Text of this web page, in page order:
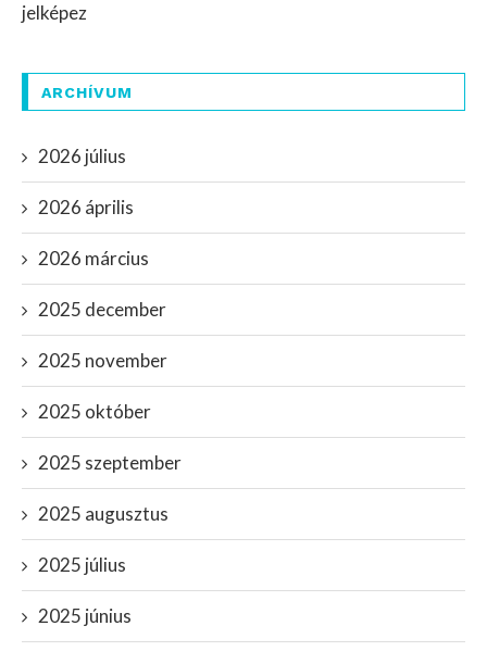
jelképez
ARCHÍVUM
2026 július
2026 április
2026 március
2025 december
2025 november
2025 október
2025 szeptember
2025 augusztus
2025 július
2025 június